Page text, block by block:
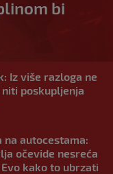
bi
Iz više razloga ne
poskupljenja
na autocestama:
očevide nesreća
kako to ubrzati